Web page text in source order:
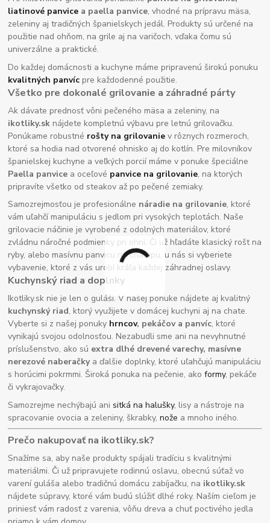
liatinové panvice a paella panvice, vhodné na prípravu mäsa,
zeleniny aj tradičných španielskych jedál. Produkty sú určené na
použitie nad ohňom, na grile aj na varičoch, vďaka čomu sú
univerzálne a praktické.
Do každej domácnosti a kuchyne máme pripravenú širokú ponuku
kvalitných panvíc pre každodenné použitie.
Všetko pre dokonalé grilovanie a záhradné párty
Ak dávate prednosť vôni pečeného mäsa a zeleniny, na
ikotliky.sk nájdete kompletnú výbavu pre letnú grilovačku.
Ponúkame robustné rošty na grilovanie v rôznych rozmeroch,
ktoré sa hodia nad otvorené ohnisko aj do kotlín. Pre milovníkov
španielskej kuchyne a veľkých porcií máme v ponuke špeciálne
Paella panvice a oceľové panvice na grilovanie, na ktorých
pripravíte všetko od steakov až po pečené zemiaky.
Samozrejmosťou je profesionálne náradie na grilovanie, ktoré
vám uľahčí manipuláciu s jedlom pri vysokých teplotách. Naše
grilovacie náčinie je vyrobené z odolných materiálov, ktoré
zvládnu náročné podmienky pri ohni. Či už hľadáte klasický rošt na
ryby, alebo masívnu panvicu na chalupu, u nás si vyberiete
vybavenie, ktoré z vás urobí kráľa každej záhradnej oslavy.
Kuchynský riad a doplnky
Ikotliky.sk nie je len o guláši. V našej ponuke nájdete aj kvalitný
kuchynský riad, ktorý využijete v domácej kuchyni aj na chate.
Vyberte si z našej ponuky hrncov, pekáčov a panvíc, ktoré
vynikajú svojou odolnosťou. Nezabudli sme ani na nevyhnutné
príslušenstvo, ako sú extra dlhé drevené varechy, masívne
nerezové naberačkya ďalšie doplnky, ktoré uľahčujú manipuláciu
s horúcimi pokrmmi. Široká ponuka na pečenie, akoformy, pekáče
či vykrajovačky.
Samozrejme nechýbajú anisitká na halušky, lisy a nástroje na
spracovanie ovocia a zeleniny, škrabky,nože a mnoho iného.
Prečo nakupovať na ikotliky.sk?
Snažíme sa, aby naše produkty spájali tradíciu s kvalitnými
materiálmi. Či už pripravujete rodinnú oslavu, obecnú súťaž vo
varení guláša alebo tradičnú domácu zabíjačku, na ikotliky.sk
nájdete súpravy, ktoré vám budú slúžiť dlhé roky. Naším cieľom je
priniesť vám radosť z varenia, vôňu dreva a chuť poctivého jedla